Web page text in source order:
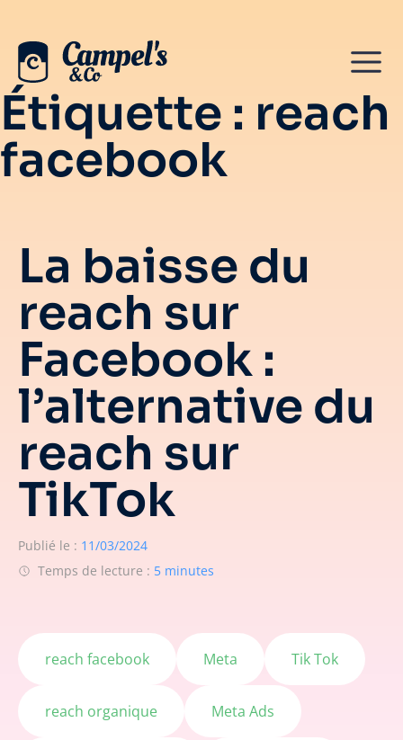
Étiquette : reach
facebook
La baisse du
reach sur
Facebook :
l’alternative du
reach sur
TikTok
Publié le : 11/03/2024
Temps de lecture : 5 minutes
reach facebook Meta Tik Tok
reach organique Meta Ads